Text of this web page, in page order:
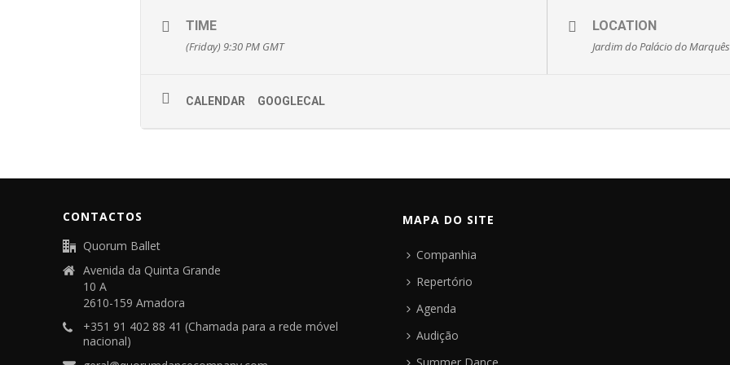
TIME
(Friday) 9:30 PM GMT
LOCATION
Jardim do Palácio do
CALENDAR GOOGLECAL
CONTACTOS
Quorum Ballet
Avenida da Quinta Grande
10 A
2610-159 Amadora
+351 91 402 88 41 (Chamada para a rede móvel
nacional)
MAPA DO SITE
Companhia
Repertório
Agenda
Audição